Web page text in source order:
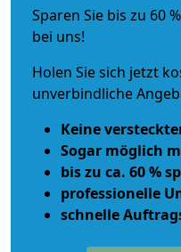
Sparen Sie bis zu 60
bei uns!
Holen Sie sich jetzt
unverbindliche
Keine
Sogar möglich
bis zu ca. 60 %
professionelle
schnelle